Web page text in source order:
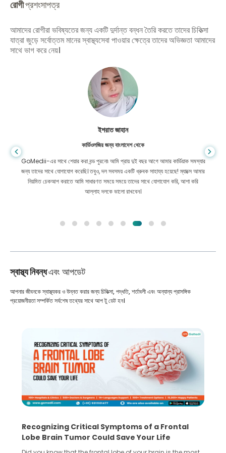
রোগীপ্রশংসাপত্র
আমাদের রোগীরা ভবিষ্যতের জন্য একটি দুর্দান্ত বন্ধন তৈরি করতে তাদের চিকিত্সা
যাত্রা জুড়ে সর্বোত্তম মানের স্বাস্থ্যসেবা পাওয়ার ক্ষেত্রে তাদের অভিজ্ঞতা আমাদের
সাথে ভাগ করে নেয়।
ইশরাত জাহান
কার্ডিওলজির জন্য বাংলাদেশ থেকে
GoMedii-এর সাথে শেয়ার করা বন্ড পুরনো৷ আমি প্রায় দুই বছর আগে আমার কার্ডিয়াক সমস্যার
জন্য তাদের সাথে যোগাযোগ করেছি। তবুও, দল সবসময় একটি ধ্রুবক সাহায্য হয়েছে! ম্যাক্সে আমার
নিয়মিত চেকআপ করাতে আমি সাধারণত সময়ে সময়ে তাদের সাথে যোগাযোগ করি, আশা করি
আল্লাহ দলকে ভালো রাখবেন।
স্বাস্থ্য নিবন্ধএবং আপডেট
আপনার জীবনকে স্বাস্থ্যকর ও উন্নত করার জন্য চিকিত্সা, পদ্ধতি, শর্তাবলী এবং অন্যান্য প্রাসঙ্গিক
প্রয়োজনীয়তা সম্পর্কিত সর্বশেষ তথ্যের সাথে আপ টু ডেট হন।
What You Need to Know Before Taking the
Step Towards IVF Without Husband’s Consent